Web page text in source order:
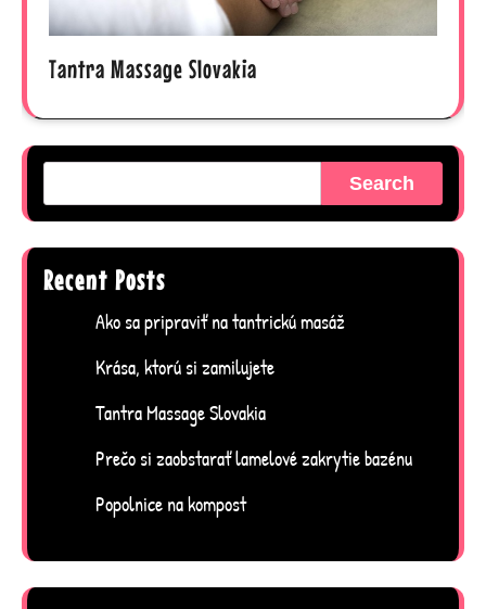
Tantra Massage Slovakia
Search
Recent Posts
Ako sa pripraviť na tantrickú masáž
Krása, ktorú si zamilujete
Tantra Massage Slovakia
Prečo si zaobstarať lamelové zakrytie bazénu
Popolnice na kompost